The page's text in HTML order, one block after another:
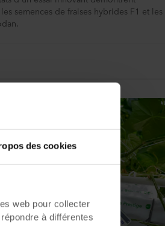
des cookies
web pour collecter
à différentes
semences de fraises hybrides F1 et les